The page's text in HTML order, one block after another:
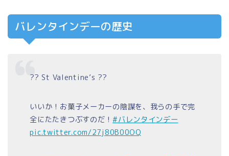
バレンタインデーの歴史
?? St Valentine’s ??
いいか！お菓子メーカーの陰謀を、我らの手で完
全にたたきつぶすのだ！#バレンタインデー
pic.twitter.com/27j80B00OQ